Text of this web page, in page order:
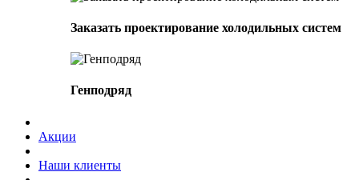
Заказать проектирование холодильных систем
Генподряд
Акции
Наши клиенты